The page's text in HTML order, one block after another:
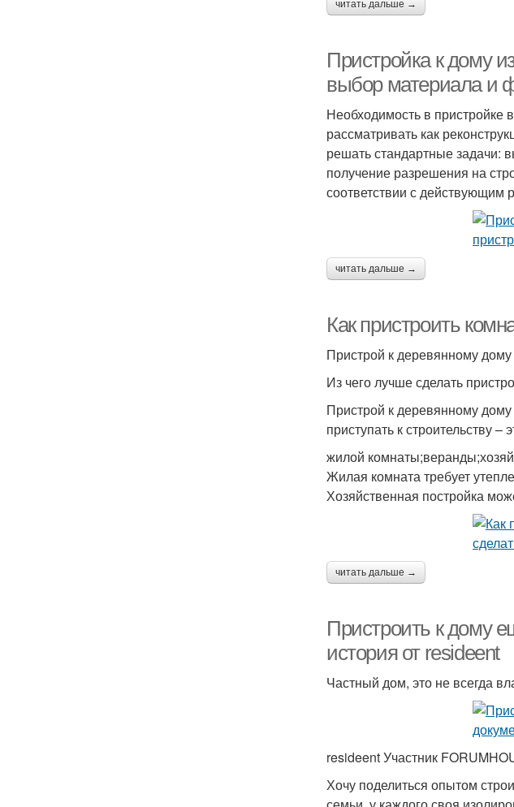
читать дальше →
Пристройка к дому
выбор материала и
Необходимость в пристройке
рассматривать как
решать стандартные задачи:
получение разрешения на
соответствии с действующим
читать дальше →
Как пристроить
Пристрой к деревянному
Из чего лучше сделать
Пристрой к деревянному
приступать к строительству
жилой
Жилая комната требует
Хозяйственная постройка
читать дальше →
Пристроить к дому
история от resideent
Частный дом, это не всегда
resideent Участник
Хочу поделиться опытом